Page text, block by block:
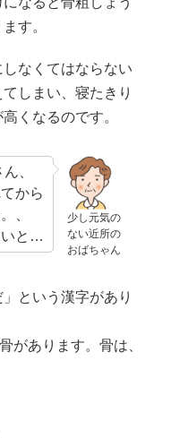
す。
なくてはならない
しまい、寝たきり
くなるのです。
少し元気の
ない近所の
おばちゃん
、
から
、
いと…
という漢字があり
があります。骨は、